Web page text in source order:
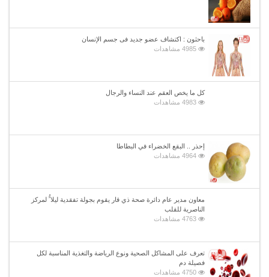
باحثون : اكتشاف عضو جديد فى جسم الإنسان
4985 مشاهدات
كل ما يخص العقم عند النساء والرجال
4983 مشاهدات
إحذر .. البقع الخضراء في البطاطا
4964 مشاهدات
معاون مدير عام دائرة صحة ذي قار يقوم بجولة تفقدية ليلا ًُ لمركز
الناصرية للقلب
4763 مشاهدات
تعرف على المشاكل الصحية ونوع الرياضة والتغذية المناسبة لكل
فصيلة دم
4750 مشاهدات